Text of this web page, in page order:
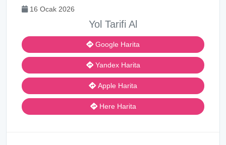
16 Ocak 2026
Yol Tarifi Al
Google Harita
Yandex Harita
Apple Harita
Here Harita